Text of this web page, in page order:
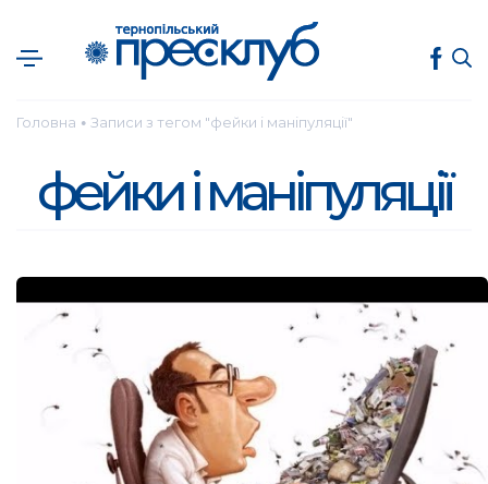
Головна ● Записи з тегом "фейки і маніпуляції"
фейки і маніпуляції